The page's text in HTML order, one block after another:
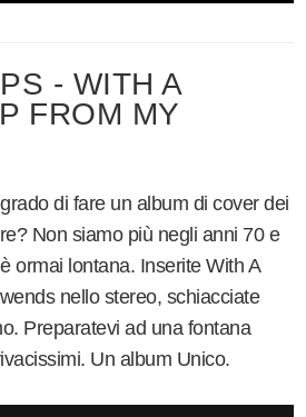
- WITH A
FROM MY
di fare un album di cover dei
Non siamo più negli anni 70 e
ormai lontana. Inserite With A
nello stereo, schiacciate
Preparatevi ad una fontana
Un album Unico.